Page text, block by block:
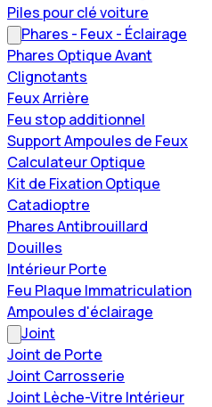
Piles pour clé voiture
Phares - Feux - Éclairage
Phares Optique Avant
Clignotants
Feux Arrière
Feu stop additionnel
Support Ampoules de Feux
Calculateur Optique
Kit de Fixation Optique
Catadioptre
Phares Antibrouillard
Douilles
Intérieur Porte
Feu Plaque Immatriculation
Ampoules d'éclairage
Joint
Joint de Porte
Joint Carrosserie
Joint Lèche-Vitre Intérieur